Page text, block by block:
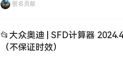
源种类繁多, 自行研究！更新不断, 勤则
匿名贡献
📂大众奥迪 | SFD计算器
（不保证时效）